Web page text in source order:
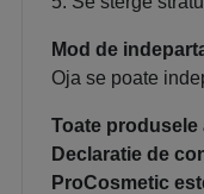
Mod de
Oja se poate
Toate
Declaratie de
ProCosmetic